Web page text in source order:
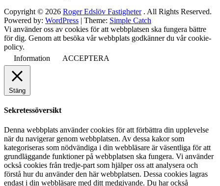
Copyright © 2026 Roger Edslöv Fastigheter. All Rights Reserved.
Powered by: WordPress | Theme: Simple Catch
Vi använder oss av cookies för att webbplatsen ska fungera bättre
för dig. Genom att besöka vår webbplats godkänner du vår cookie-
policy.
Information
ACCEPTERA
Stäng
Sekretessöversikt
Denna webbplats använder cookies för att förbättra din upplevelse
när du navigerar genom webbplatsen. Av dessa kakor som
kategoriseras som nödvändiga i din webbläsare är väsentliga för att
grundläggande funktioner på webbplatsen ska fungera. Vi använder
också cookies från tredje-part som hjälper oss att analysera och
förstå hur du använder den här webbplatsen. Dessa cookies lagras
endast i din webbläsare med ditt medgivande. Du har också